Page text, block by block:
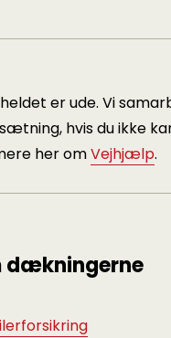
er ude. Vi
hvis du ikke
her omVejhjælp.
dækningerne